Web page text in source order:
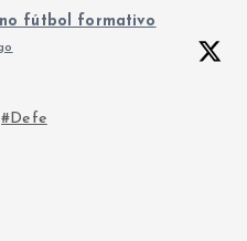
fútbol formativo
#Defe